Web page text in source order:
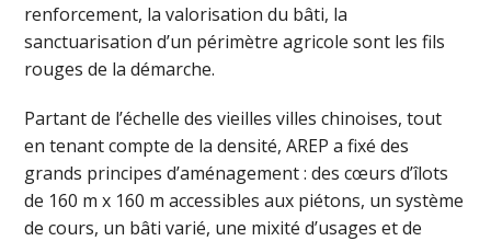
renforcement, la valorisation du bâti, la
sanctuarisation d’un périmètre agricole sont les fils
rouges de la démarche.
Partant de l’échelle des vieilles villes chinoises, tout
en tenant compte de la densité, AREP a fixé des
grands principes d’aménagement : des cœurs d’îlots
de 160 m x 160 m accessibles aux piétons, un système
de cours, un bâti varié, une mixité d’usages et de